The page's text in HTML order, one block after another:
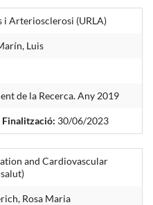
i Arteriosclerosi (URLA)
Luis
de la Recerca. Any 2019
Finalització: 30/06/2023
and Cardiovascular
Rosa Maria